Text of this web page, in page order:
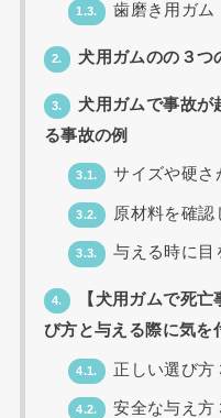
1.3. 歯磨き用ガム
2. 犬用ガムのの３つ
3.
犬用ガムで事故が
る事故の例
3.1. サイズや硬さ
3.2. 原材料を確認
3.3. 与える時に目
4.
【犬用ガムで死
び方と与える際に気を
4.1. 正しい選び方
4.2. 安全な与え方